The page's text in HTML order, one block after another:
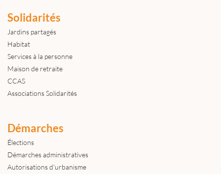
Solidarités
Jardins partagés
Habitat
Services à la personne
Maison de retraite
CCAS
Associations Solidarités
Démarches
Élections
Démarches administratives
Autorisations d'urbanisme